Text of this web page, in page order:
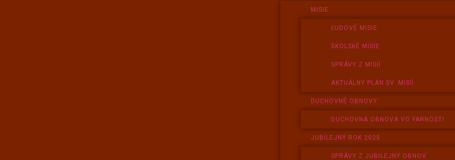
MISIE
ĽUDOVÉ MISIE
ŠKOLSKÉ MISIE
SPRÁVY Z MISIÍ
AKTUÁLNY PLÁN SV. MISIÍ
DUCHOVNÉ OBNOVY
DUCHOVNÁ OBNOVA VO FARNOSTI
JUBILEJNÝ ROK 2025
SPRÁVY Z JUBILEJNÝ OBNOV